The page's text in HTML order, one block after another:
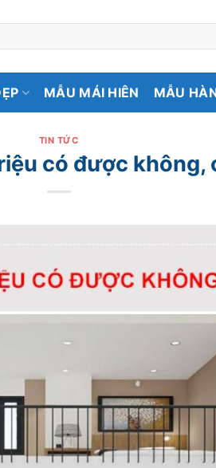
MẪU MÁI HIÊN MẪU
TIN TỨC
có được không,